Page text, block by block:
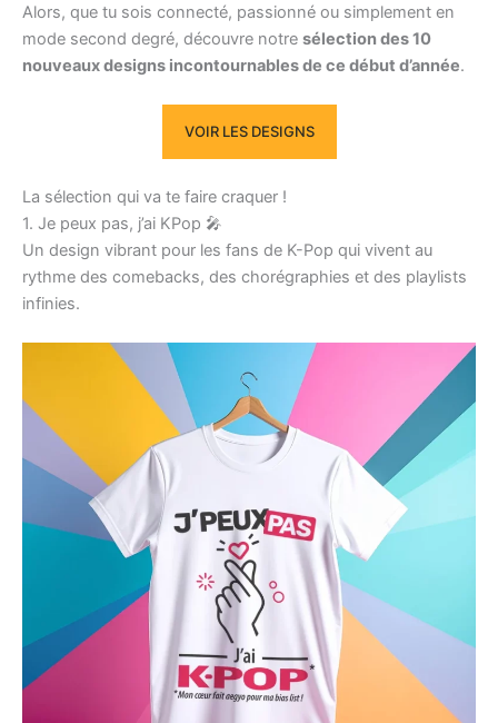
Alors, que tu sois connecté, passionné ou simplement en
mode second degré, découvre notre sélection des 10
nouveaux designs incontournables de ce début d’année.
VOIR LES DESIGNS
La sélection qui va te faire craquer !
1. Je peux pas, j’ai KPop 🎤
Un design vibrant pour les fans de K-Pop qui vivent au
rythme des comebacks, des chorégraphies et des playlists
infinies.